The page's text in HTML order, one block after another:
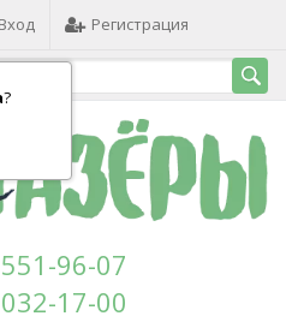
?
Вход Регистрация
96-07
17-00